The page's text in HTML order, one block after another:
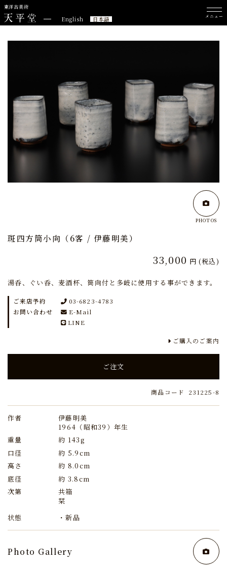
東洋古美術
English 日本語 メニュー
PHOTOS
斑四方筒小向（6客 / 伊藤明美）
33,000 円 (税込)
湯呑、ぐい呑、麦酒杯、筒向付と多岐に使用する事ができます。
ご来店予約
お問い合わせ
03-6823-4783
E-Mail
LINE
ご購入のご案内
ご注文
商品コード 231225-8
作者
伊藤明美
1964（昭和39）年生
重量
約 143g
口径
約 5.9cm
高さ
約 8.0cm
底径
約 3.8cm
次第
共箱
栞
状態
・新品
Photo Gallery